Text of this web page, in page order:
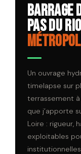
Barrage
Pas du
Un ouvrage
timelapse sur
terrassement
que j’apporte
Loire : rigueur,
exploitables